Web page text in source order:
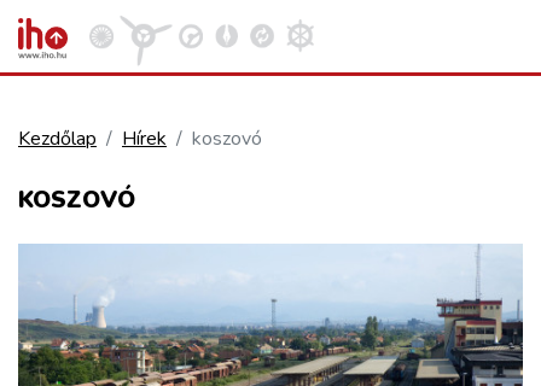
REPÜLÉS
Kezdőlap Hírek koszovó
KOSZOVÓ